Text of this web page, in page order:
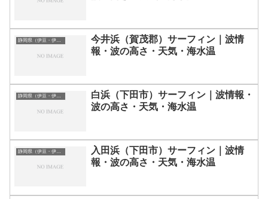
静岡県（伊豆・伊東）のサーフィン波情報・ポイント・スポット一覧
今井浜（賀茂郡）サーフィン｜波情
報・波の高さ・天気・海水温
静岡県（伊豆・伊東）のサーフィン波情報・ポイント・スポット一覧
白浜（下田市）サーフィン｜波情報・
波の高さ・天気・海水温
静岡県（伊豆・伊東）のサーフィン波情報・ポイント・スポット一覧
入田浜（下田市）サーフィン｜波情
報・波の高さ・天気・海水温